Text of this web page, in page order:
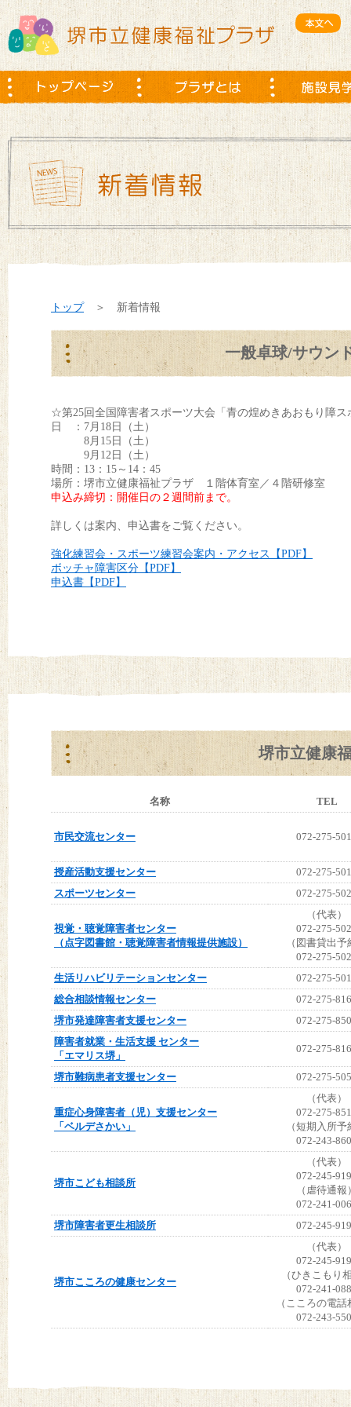
トップ＞ 新着情報
一般卓球/サウン
☆第25回全国障害者スポーツ大会「青の煌めきあおもり障
日 ：7月18日（土）
8月15日（土）
9月12日（土）
時間：13：15～14：45
場所：堺市立健康福祉プラザ １階体育室／４階研修室
申込み締切：開催日の２週間前まで。
詳しくは案内、申込書をご覧ください。
強化練習会・スポーツ練習会案内・アクセス【PDF】
ボッチャ障害区分【PDF】
申込書【PDF】
堺市立健康
名称 TEL
市民交流センター 072-275-
授産活動支援センター
072-275-
スポーツセンター
072-275-
視覚・聴覚障害者センター
（点字図書館・聴覚障害者情報提供施設）
（代表）
072-275-
（図書貸出予
072-275-
生活リハビリテーションセンター
072-275-
総合相談情報センター
072-275-
堺市発達障害者支援センター
072-275-
障害者就業・生活支援 センター
「エマリス堺」
072-275-
堺市難病患者支援センター 072-275-
重症心身障害者（児）支援センター
「ベルデさかい」
（代表）
072-275-
（短期入所予
072-243-
堺市こども相談所
（代表）
072-245-
（虐待通報
072-241-
堺市障害者更生相談所
072-245-
堺市こころの健康センター
（代表）
072-245-
（ひきこもり
072-241-
（こころの電
072-243-